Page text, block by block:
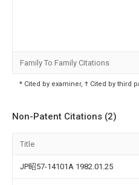
Family To Family Citations
* Cited by examiner, † Cited by third
Non-Patent Citations (2)
Title
JP昭57-14101A 1982.01.25